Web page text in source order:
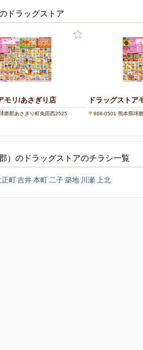
ドラッグストア
モリ/あさぎり店
磨郡あさぎり町免田西2525
ドラッグストア
〒868-0501 熊本県球
）のドラッグストアのチラシ一覧
正町吉井本町 二子築地 川瀬 上北